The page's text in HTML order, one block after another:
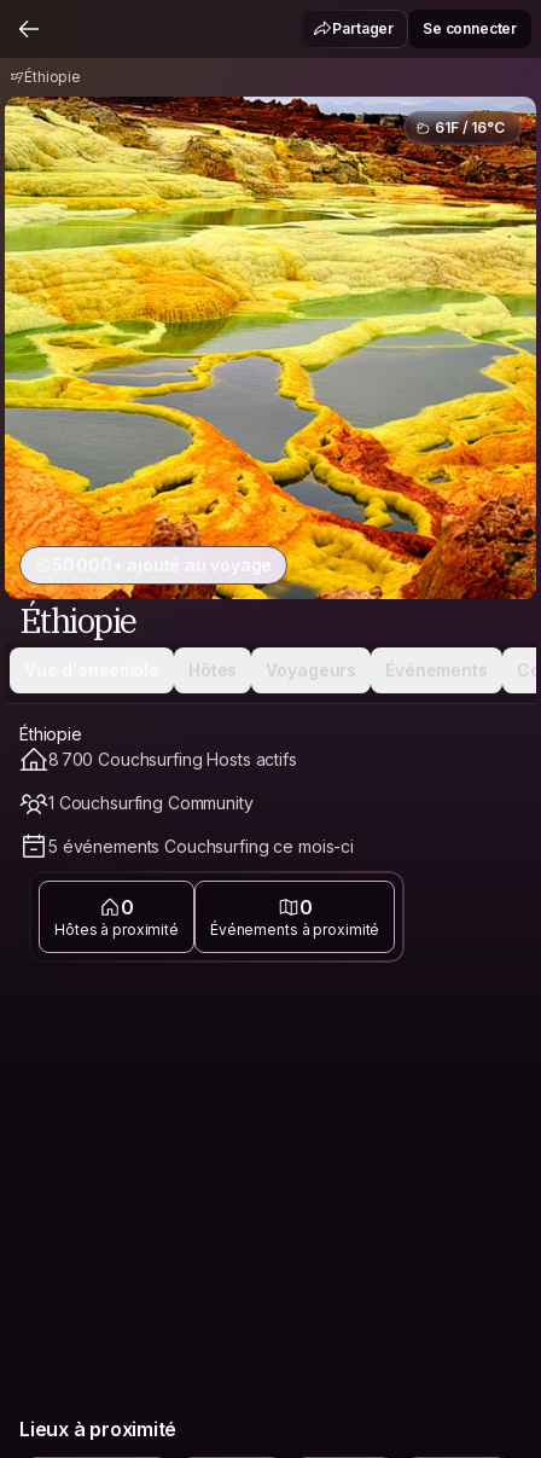
Partager Se connecter
Éthiopie
61F / 16°C
50 000+ ajouté au voyage
Éthiopie
Hôtes Voyageurs Événements
Éthiopie
8 700 Couchsurfing Hosts actifs
1 Couchsurfing Community
5 événements Couchsurfing ce mois-ci
0
Hôtes à proximité
0
Événements à proximité
Lieux à proximité